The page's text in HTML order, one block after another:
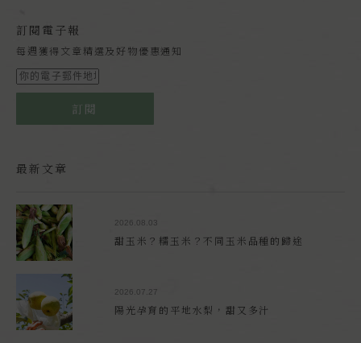
訂閱電子報
每週獲得文章精選及好物優惠通知
訂閱
最新文章
2026.08.03
甜玉米？糯玉米？不同玉米品種的歸途
2026.07.27
陽光孕育的平地水梨，甜又多汁